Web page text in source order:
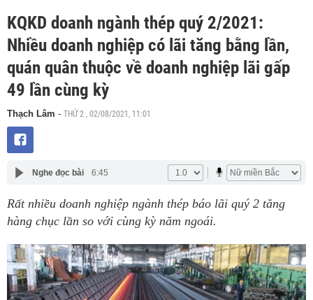
KQKD doanh ngành thép quý 2/2021:
Nhiều doanh nghiệp có lãi tăng bằng lần,
quán quân thuộc về doanh nghiệp lãi gấp
49 lần cùng kỳ
Thạch Lâm - THỨ 2 , 02/08/2021, 11:01
Nghe đọc bài 6:45
Rất nhiều doanh nghiệp ngành thép báo lãi quý 2 tăng
hàng chục lần so với cùng kỳ năm ngoái.